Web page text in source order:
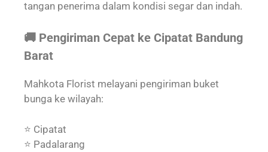
tangan penerima dalam kondisi segar dan indah.
🚚 Pengiriman Cepat ke Cipatat Bandung
Barat
Mahkota Florist melayani pengiriman buket
bunga ke wilayah:
⭐ Cipatat
⭐ Padalarang